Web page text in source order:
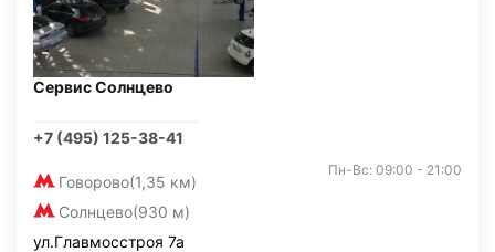
Сервис Солнцево
+7 (495) 125-38-41
Говорово(1,35 км)
Солнцево(930 м)
Пн-Вс: 09:00 - 21:00
ул.Главмосстроя 7а